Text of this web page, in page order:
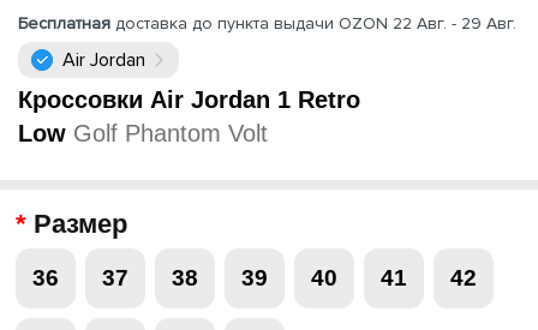
Бесплатная доставка до пункта выдачи OZON 22 Авг. - 29 Авг.
Air Jordan
Кроссовки Air Jordan 1 Retro
Low Golf Phantom Volt
Размер
36 37 38 39 40 41 42